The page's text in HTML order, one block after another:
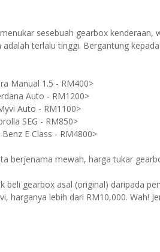
sesebuah gearbox kenderaan,
adalah terlalu tinggi. Bergantung
Manual 1.5 - RM400>
Auto - RM1200>
Auto - RM1100>
SEG - RM850>
E Class - RM4800>
berjenama mewah, harga tukar
beli gearbox asal (original) daripada
harganya lebih dari RM10,000. Wah!